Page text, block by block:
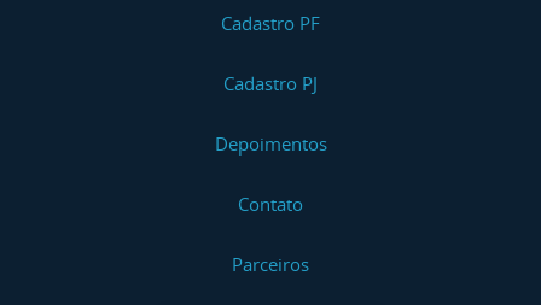
Cadastro PF
Cadastro PJ
Depoimentos
Contato
Parceiros